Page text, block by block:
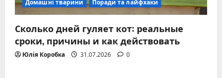
Домашні тварини Поради та лайфхаки
Сколько дней гуляет кот: реальные
сроки, причины и как действовать
Юлія Коробка 31.07.2026 0